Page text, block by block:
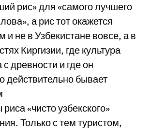
рис» для «самого лучшего
а рис тот окажется
не в Узбекистане вовсе, а в
Киргизии, где культура
с древности и где он
действительно бывает
«чисто узбекского»
Только с тем туристом,